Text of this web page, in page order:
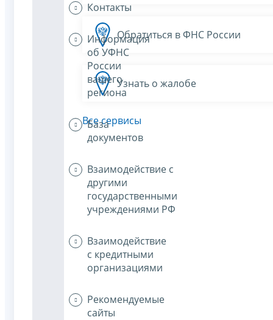
Контакты
Информация
об УФНС
России
вашего
региона
База
документов
Взаимодействие с
другими
государственными
учреждениями РФ
Взаимодействие
с кредитными
организациями
Рекомендуемые
сайты
Обратиться в ФНС России
Узнать о жалобе
Все сервисы